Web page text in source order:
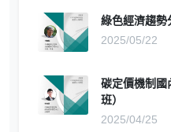
綠色經濟趨勢
2025/05/22
碳定價機制國
班）
2025/04/25